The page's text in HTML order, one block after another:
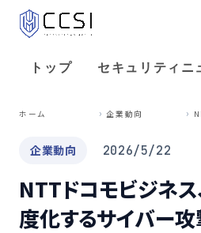
トップ セキュリティニ
ホーム 企業動向
企業動向 2026/5/22
NTTドコモビジネス
度化するサイバー